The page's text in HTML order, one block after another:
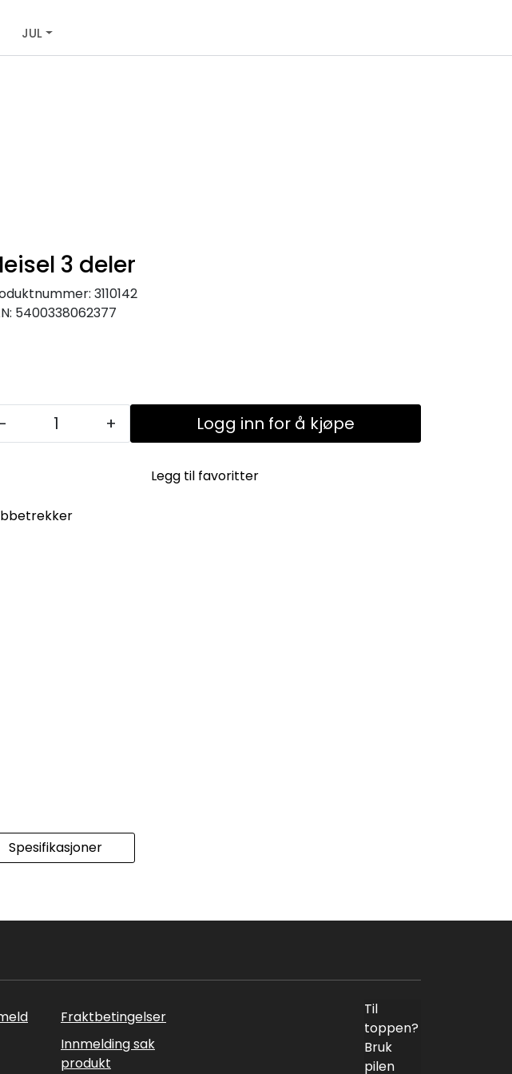
JUL
3 deler
3110142
5400338062377
- + Logg inn for å kjøpe
Legg til favoritter
Spesifikasjoner
Fraktbetingelser
Innmelding sak
produkt
Til
toppen?
Bruk
pilen